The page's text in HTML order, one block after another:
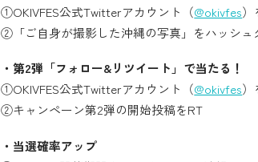
①OKIVFES公式Twitterアカウント（@okivfes）
②「ご自身が撮影した沖縄の写真」をハッシュ
・第2弾「フォロー&リツイート」で当たる！
①OKIVFES公式Twitterアカウント（@okivfes）
②キャンペーン第2弾の開始投稿をRT
・当選確率アップ